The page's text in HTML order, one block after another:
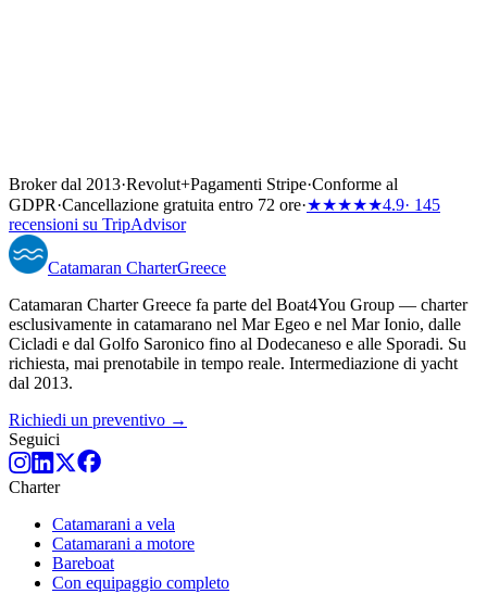
Broker dal 2013·Revolut+Pagamenti Stripe·Conforme al
GDPR·Cancellazione gratuita entro 72 ore·★★★★★4.9· 145
recensioni su TripAdvisor
Catamaran CharterGreece
Catamaran Charter Greece fa parte del Boat4You Group — charter
esclusivamente in catamarano nel Mar Egeo e nel Mar Ionio, dalle
Cicladi e dal Golfo Saronico fino al Dodecaneso e alle Sporadi. Su
richiesta, mai prenotabile in tempo reale. Intermediazione di yacht
dal 2013.
Richiedi un preventivo →
Seguici
Charter
Catamarani a vela
Catamarani a motore
Bareboat
Con equipaggio completo